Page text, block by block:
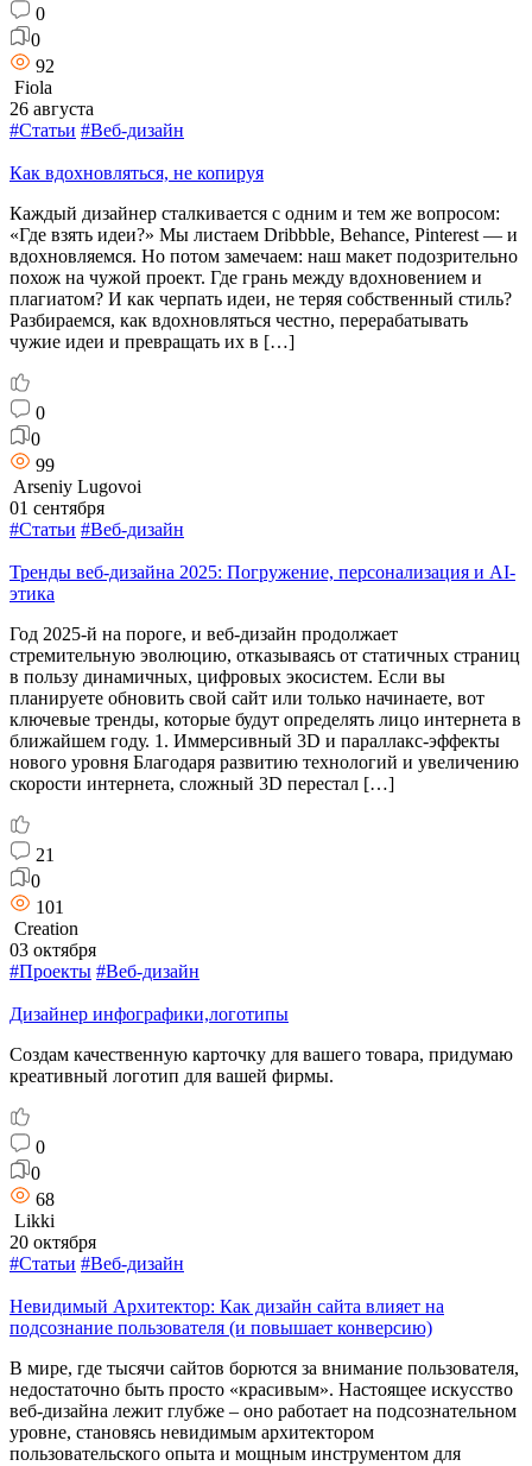
0
0
92
Fiola
26 августа
#Статьи #Веб-дизайн
Как вдохновляться, не копируя
Каждый дизайнер сталкивается с одним и тем же вопросом:
«Где взять идеи?» Мы листаем Dribbble, Behance, Pinterest — и
вдохновляемся. Но потом замечаем: наш макет подозрительно
похож на чужой проект. Где грань между вдохновением и
плагиатом? И как черпать идеи, не теряя собственный стиль?
Разбираемся, как вдохновляться честно, перерабатывать
чужие идеи и превращать их в […]
0
0
99
Arseniy Lugovoi
01 сентября
#Статьи #Веб-дизайн
Тренды веб-дизайна 2025: Погружение, персонализация и AI-
этика
Год 2025-й на пороге, и веб-дизайн продолжает
стремительную эволюцию, отказываясь от статичных страниц
в пользу динамичных, цифровых экосистем. Если вы
планируете обновить свой сайт или только начинаете, вот
ключевые тренды, которые будут определять лицо интернета в
ближайшем году. 1. Иммерсивный 3D и параллакс-эффекты
нового уровня Благодаря развитию технологий и увеличению
скорости интернета, сложный 3D перестал […]
21
0
101
Creation
03 октября
#Проекты #Веб-дизайн
Дизайнер инфографики,логотипы
Создам качественную карточку для вашего товара, придумаю
креативный логотип для вашей фирмы.
0
0
68
Likki
20 октября
#Статьи #Веб-дизайн
Невидимый Архитектор: Как дизайн сайта влияет на
подсознание пользователя (и повышает конверсию)
В мире, где тысячи сайтов борются за внимание пользователя,
недостаточно быть просто «красивым». Настоящее искусство
веб-дизайна лежит глубже – оно работает на подсознательном
уровне, становясь невидимым архитектором
пользовательского опыта и мощным инструментом для